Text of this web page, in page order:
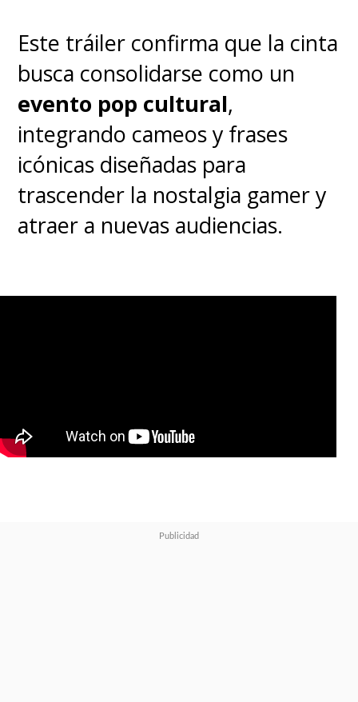
Este tráiler confirma que la cinta
busca consolidarse como un
evento pop cultural,
integrando cameos y frases
icónicas diseñadas para
trascender la nostalgia gamer y
atraer a nuevas audiencias.